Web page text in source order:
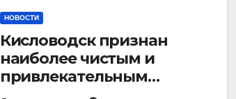
НОВОСТИ
Кисловодск признан
наиболее чистым и
привлекательным
курортным городом в